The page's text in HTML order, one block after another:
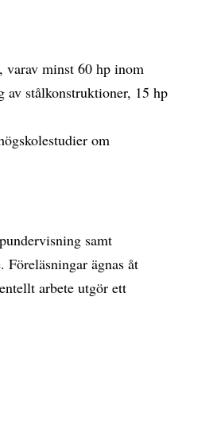
minst 60 hp inom
av stålkonstruktioner, 15 hp
om
samt
ägnas åt
arbete utgör ett